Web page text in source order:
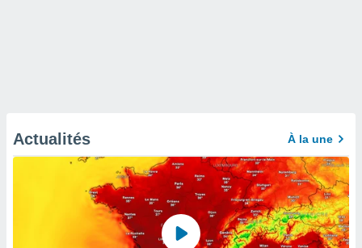
Actualités À la une